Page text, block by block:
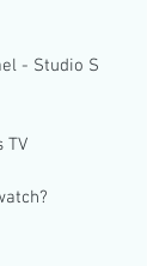
- Studio S
TV